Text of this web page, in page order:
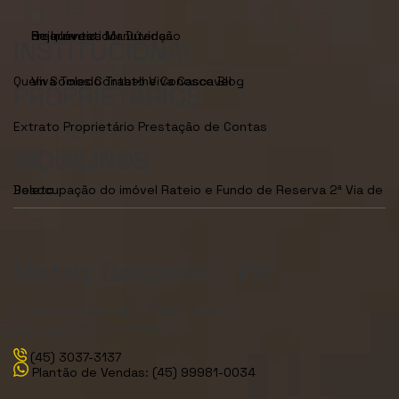
Seja Investidor
Dúvidas Frequentes
Manutenção de Imóveis
INSTITUCIONAL
Quem Somos Contato Viva Cascavel
Viva Toledo Trabalhe Conosco Blog
PROPRIETÁRIOS
Extrato Proprietário Prestação de Contas
Desocupação do imóvel Rateio e Fundo de Reserva
2ª Via de Boleto
(45) 3037-3137
Plantão de Vendas: (45) 99981-0034